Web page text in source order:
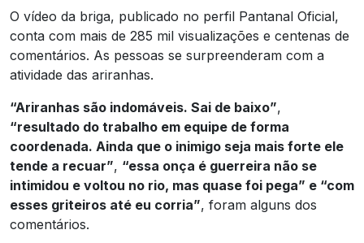
O vídeo da briga, publicado no perfil Pantanal Oficial,
conta com mais de 285 mil visualizações e centenas de
comentários. As pessoas se surpreenderam com a
atividade das ariranhas.
“Ariranhas são indomáveis. Sai de baixo”,
“resultado do trabalho em equipe de forma
coordenada. Ainda que o inimigo seja mais forte ele
tende a recuar”, “essa onça é guerreira não se
intimidou e voltou no rio, mas quase foi pega” e “com
esses griteiros até eu corria”, foram alguns dos
comentários.